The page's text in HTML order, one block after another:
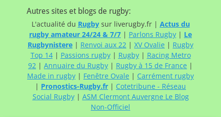
Autres sites et blogs de rugby:
L'actualité du Rugbysur liverugby.fr | Actus du
rugby amateur 24/24 & 7/7 | Parlons Rugby | Le
Rugbynistere | Renvoi aux 22 | XV Ovalie | Rugby
Top 14| Passions rugby| Rugby| Racing Metro
92 | Annuaire du Rugby | Rugby à 15 de France |
Made in rugby | Fenêtre Ovale | Carrément rugby
| Pronostics-Rugby.fr | Cotetribune - Réseau
Social Rugby| ASM Clermont Auvergne Le Blog
Non-Officiel